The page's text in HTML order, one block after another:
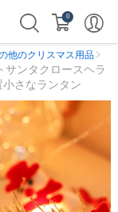
0
他のクリスマス用品
サンタクロースヘラ
さなランタン